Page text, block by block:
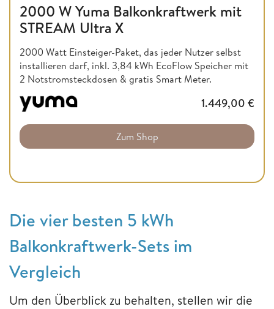
2000 W Yuma Balkonkraftwerk mit
STREAM Ultra X
2000 Watt Einsteiger-Paket, das jeder Nutzer selbst
installieren darf, inkl. 3,84 kWh EcoFlow Speicher mit
2 Notstromsteckdosen & gratis Smart Meter.
1.449,00 €
Zum Shop
Die vier besten 5 kWh
Balkonkraftwerk-Sets im
Vergleich
Um den Überblick zu behalten, stellen wir die